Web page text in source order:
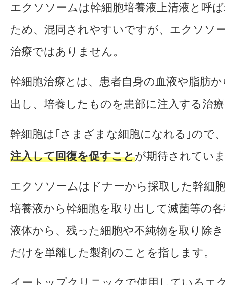
エクソソームは幹細胞培養液上清液と呼
ため、混同されやすいですが、エクソソ
治療ではありません。
幹細胞治療とは、患者自身の血液や脂肪
出し、培養したものを患部に注入する治
幹細胞は｢さまざまな細胞になれる｣ので
注入して回復を促すことが期待されてい
エクソソームはドナーから採取した幹細
培養液から幹細胞を取り出して滅菌等の
液体から、残った細胞や不純物を取り除
だけを単離した製剤のことを指します。